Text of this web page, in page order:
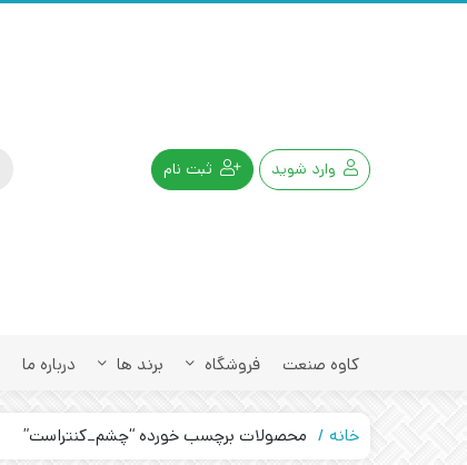
وارد شوید ثبت نام
کاوه صنعت فروشگاه برند ها درباره ما
خانه محصولات برچسب خورده “چشم_کنتراست”